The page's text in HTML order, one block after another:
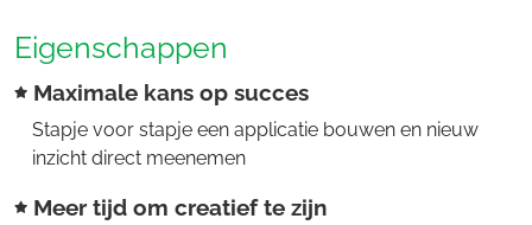
Eigenschappen
Maximale kans op succes
Stapje voor stapje een applicatie bouwen en nieuw
inzicht direct meenemen
Meer tijd om creatief te zijn